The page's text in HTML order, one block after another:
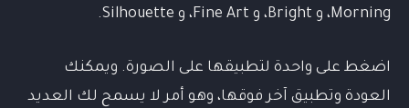
Morning، و Bright، و Fine Art، و Silhouette.
اضغط على واحدة لتطبيقها على الصورة. ويمكنك
العودة وتطبيق آخر فوقها، وهو أمر لا يسمح لك العديد